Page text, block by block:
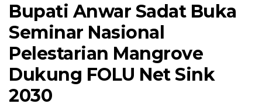
Bupati Anwar Sadat Buka
Seminar Nasional
Pelestarian Mangrove
Dukung FOLU Net Sink
2030